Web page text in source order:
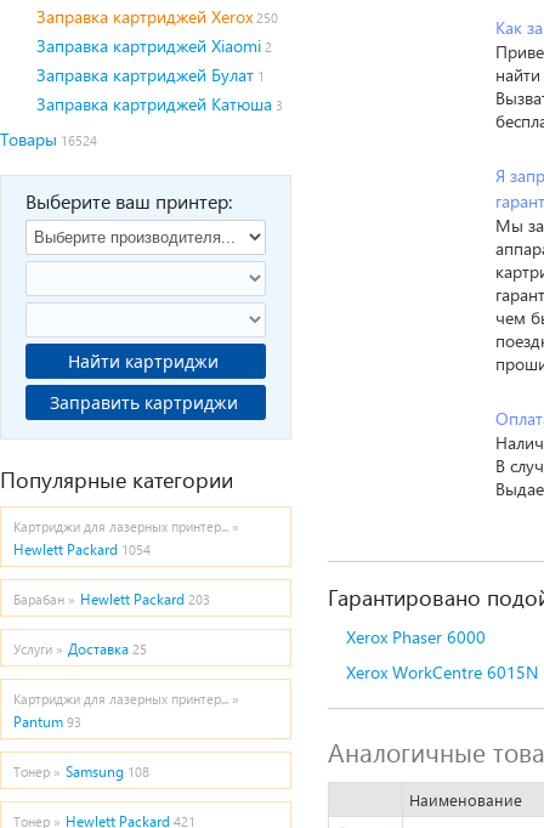
Заправка картриджей Xerox 250
Заправка картриджей Xiaomi 2
Заправка картриджей Булат 1
Заправка картриджей Катюша 3
Товары 16524
Выберите ваш принтер:
Найти картриджи
Заправить картриджи
Популярные категории
Картриджи для лазерных принтер... »
Hewlett Packard 1054
Барабан » Hewlett Packard 203
Услуги » Доставка 25
Картриджи для лазерных принтер... »
Pantum 93
Тонер » Samsung 108
Тонер » Hewlett Packard 421
Как
Я
Мы
чем
В
Гарантировано
Xerox Phaser 6000
Xerox WorkCentre 6015N
Аналогичные
Наименование